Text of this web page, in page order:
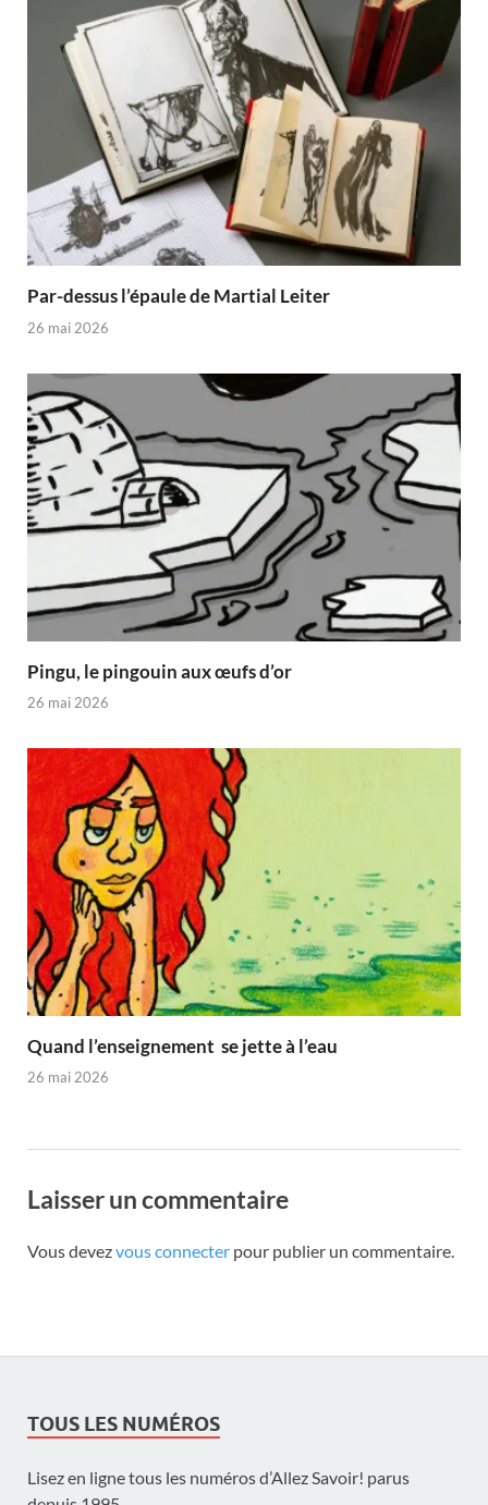
Par-dessus l’épaule de Martial Leiter
26 mai 2026
Pingu, le pingouin aux œufs d’or
26 mai 2026
Quand l’enseignement se jette à l’eau
26 mai 2026
Laisser un commentaire
Vous devezvous connecter pour publier un commentaire.
TOUS LES NUMÉROS
Lisez en ligne tous les numéros d’Allez Savoir! parus